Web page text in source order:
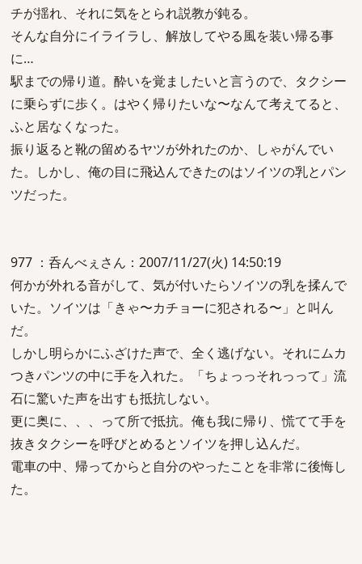
チが揺れ、それに気をとられ説教が鈍る。
そんな自分にイライラし、解放してやる風を装い帰る事
に…
駅までの帰り道。酔いを覚ましたいと言うので、タクシー
に乗らずに歩く。はやく帰りたいな〜なんて考えてると、
ふと居なくなった。
振り返ると靴の留めるヤツが外れたのか、しゃがんでい
た。しかし、俺の目に飛込んできたのはソイツの乳とパン
ツだった。
977 ：呑んべぇさん：2007/11/27(火) 14:50:19
何かが外れる音がして、気が付いたらソイツの乳を揉んで
いた。ソイツは「きゃ〜カチョーに犯される〜」と叫ん
だ。
しかし明らかにふざけた声で、全く逃げない。それにムカ
つきパンツの中に手を入れた。「ちょっっそれっって」流
石に驚いた声を出すも抵抗しない。
更に奥に、、、って所で抵抗。俺も我に帰り、慌てて手を
抜きタクシーを呼びとめるとソイツを押し込んだ。
電車の中、帰ってからと自分のやったことを非常に後悔し
た。